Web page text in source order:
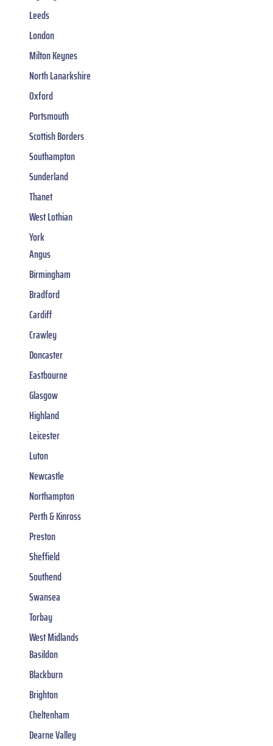
Leeds
London
Milton Keynes
North Lanarkshire
Oxford
Portsmouth
Scottish Borders
Southampton
Sunderland
Thanet
West Lothian
York
Angus
Birmingham
Bradford
Cardiff
Crawley
Doncaster
Eastbourne
Glasgow
Highland
Leicester
Luton
Newcastle
Northampton
Perth & Kinross
Preston
Sheffield
Southend
Swansea
Torbay
West Midlands
Basildon
Blackburn
Brighton
Cheltenham
Dearne Valley